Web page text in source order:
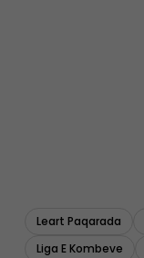
Leart Paqarada
Liga E Kombeve